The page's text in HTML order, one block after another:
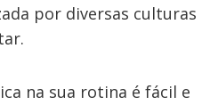
por diversas culturas
na sua rotina é fácil e